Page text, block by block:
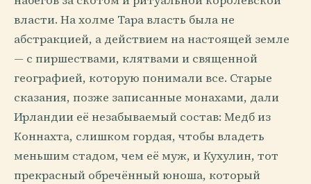
власти. На холме Тара власть была не
абстракцией, а действием на настоящей земле
— с пиршествами, клятвами и священной
географией, которую понимали все. Старые
сказания, позже записанные монахами, дали
Ирландии её незабываемый состав: Медб из
Коннахта, слишком гордая, чтобы владеть
меньшим стадом, чем её муж, и Кухулин, тот
прекрасный обречённый юноша, который